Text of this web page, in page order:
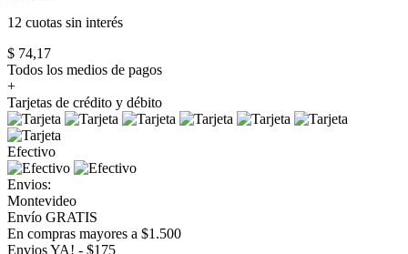
12 cuotas sin interés
$ 74,17
Todos los medios de pagos
+
Tarjetas de crédito y débito
Efectivo
Envios:
Montevideo
Envío GRATIS
En compras mayores a $1.500
Envios YA! - $175